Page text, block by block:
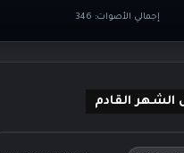
إجمالي الأصوات: 346
الشهر القادم